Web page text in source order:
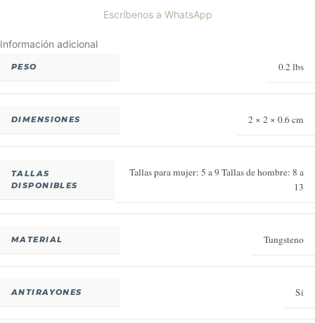
Escríbenos a WhatsApp
Información adicional
PESO 0.2 lbs
DIMENSIONES 2 × 2 × 0.6 cm
TALLAS
DISPONIBLES
Tallas para mujer: 5 a 9 Tallas de hombre: 8 a
13
MATERIAL Tungsteno
ANTIRAYONES Si